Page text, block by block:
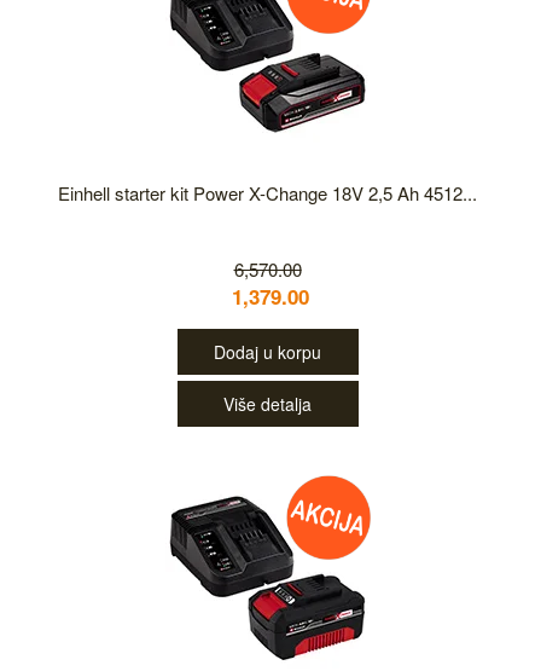
Einhell starter kit Power X-Change 18V 2,5 Ah 4512...
6,570.00
1,379.00
Dodaj u korpu
Više detalja